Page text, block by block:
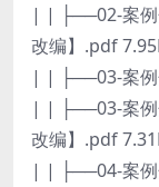
| | ├──02-案例
改编】.pdf
| | ├──03-案例
| | ├──03-案例
改编】.pdf
| | ├──04-案例